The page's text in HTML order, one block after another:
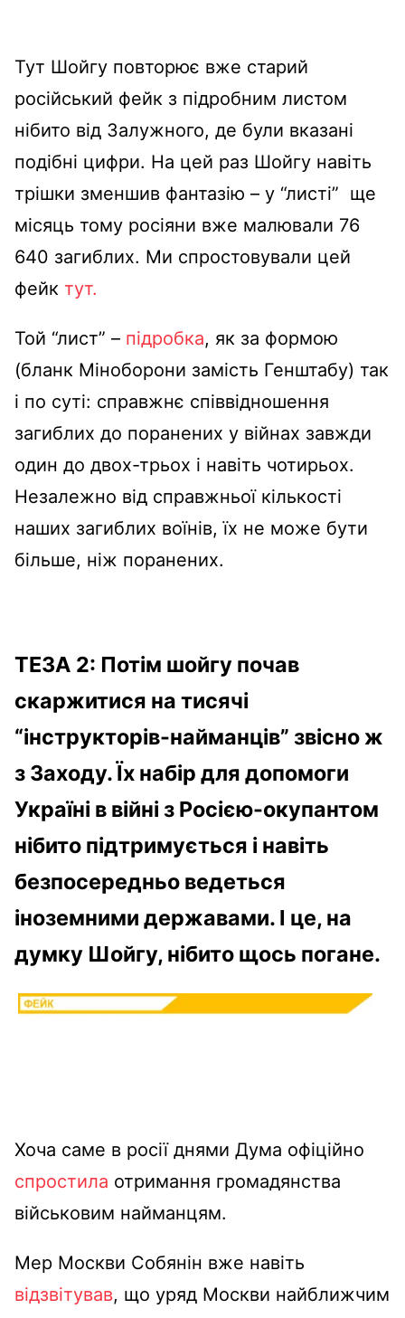
Тут Шойгу повторює вже старий
російський фейк з підробним листом
нібито від Залужного, де були вказані
подібні цифри. На цей раз Шойгу навіть
трішки зменшив фантазію – у “листі” ще
місяць тому росіяни вже малювали 76
640 загиблих. Ми спростовували цей
фейк тут.
Той “лист” – підробка, як за формою
(бланк Міноборони замість Генштабу) так
і по суті: справжнє співвідношення
загиблих до поранених у війнах завжди
один до двох-трьох і навіть чотирьох.
Незалежно від справжньої кількості
наших загиблих воїнів, їх не може бути
більше, ніж поранених.
ТЕЗА 2: Потім шойгу почав
скаржитися на тисячі
“інструкторів-найманців” звісно ж
з Заходу. Їх набір для допомоги
Україні в війні з Росією-окупантом
нібито підтримується і навіть
безпосередньо ведеться
іноземними державами. І це, на
думку Шойгу, нібито щось погане.
Хоча саме в росії днями Дума офіційно
спростила отримання громадянства
військовим найманцям.
Мер Москви Собянін вже навіть
відзвітував, що уряд Москви найближчим